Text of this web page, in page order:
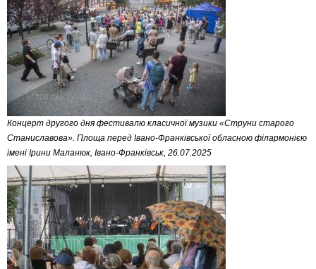
Концерт другого дня фестивалю класичної музики «Струни старого
Станиславова». Площа перед Івано-Франківської обласною філармонією
імені Ірини Маланюк, Івано-Франківськ, 26.07.2025